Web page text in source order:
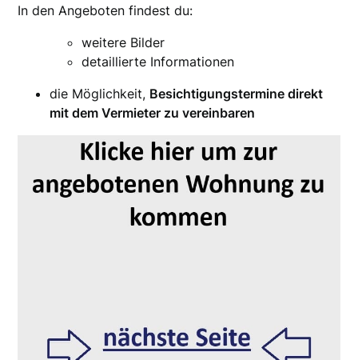
In den Angeboten findest du:
weitere Bilder
detaillierte Informationen
die Möglichkeit, Besichtigungstermine direkt
mit dem Vermieter zu vereinbaren